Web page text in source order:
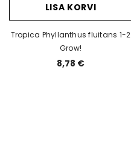
LISA KORVI
Tropica Phyllanthus fluitans 1-2
Grow!
8,78 €